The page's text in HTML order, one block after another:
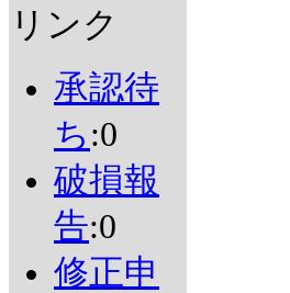
リンク
承認待
ち :0
破損報
告:0
修正申